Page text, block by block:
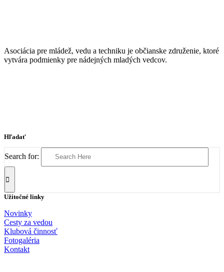
Asociácia pre mládež, vedu a techniku je občianske združenie, ktoré
vytvára podmienky pre nádejných mladých vedcov.
Hľadať
Search for:
Užitočné linky
Novinky
Cesty za vedou
Klubová činnosť
Fotogaléria
Kontakt